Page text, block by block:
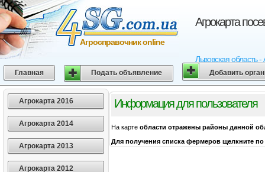
Агрокарта
Львовская область
Агросправочник online
Главная Подать объявление Добавить
Агрокарта 2016
Агрокарта 2014
Агрокарта 2013
Агрокарта 2012
Информация для пользователя
На карте области отражены районы данной
Для получения списка фермеров щелкните по